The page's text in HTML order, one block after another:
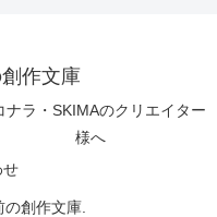
作文庫
ナラ・SKIMAのクリエイター
様へ
せ
創作文庫.